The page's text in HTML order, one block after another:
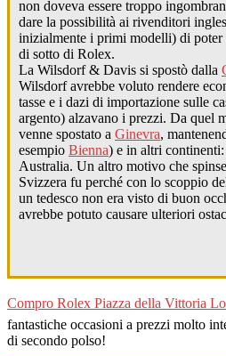
non doveva essere troppo
dare la possibilità ai rivenditori
inizialmente i primi modelli) di
di sotto di Rolex.
La Wilsdorf & Davis si spostò dalla
Wilsdorf avrebbe voluto rendere
tasse e i dazi di importazione sulle
argento) alzavano i prezzi. Da quel
venne spostato a Ginevra,
esempio Bienna) e in altri
Australia. Un altro motivo che
Svizzera fu perché con lo scoppio
un tedesco non era visto di buon
avrebbe potuto causare ulteriori
Compro Rolex Piazza della Vittoria
fantastiche occasioni a prezzi molto
di secondo polso!